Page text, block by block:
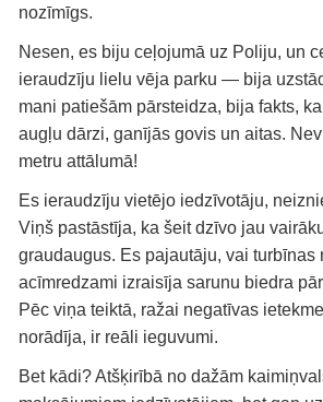
nozīmīgs.
Nesen, es biju ceļojumā uz Poliju, un
ieraudzīju lielu vēja parku — bija
mani patiešām pārsteidza, bija fakts,
augļu dārzi, ganījās govis un aitas.
metru attālumā!
Es ieraudzīju vietējo iedzīvotāju,
Viņš pastāstīja, ka šeit dzīvo jau
graudaugus. Es pajautāju, vai
acīmredzami izraisīja sarunu biedra
Pēc viņa teiktā, ražai negatīvas
norādīja, ir reāli ieguvumi.
Bet kādi? Atšķirībā no dažām